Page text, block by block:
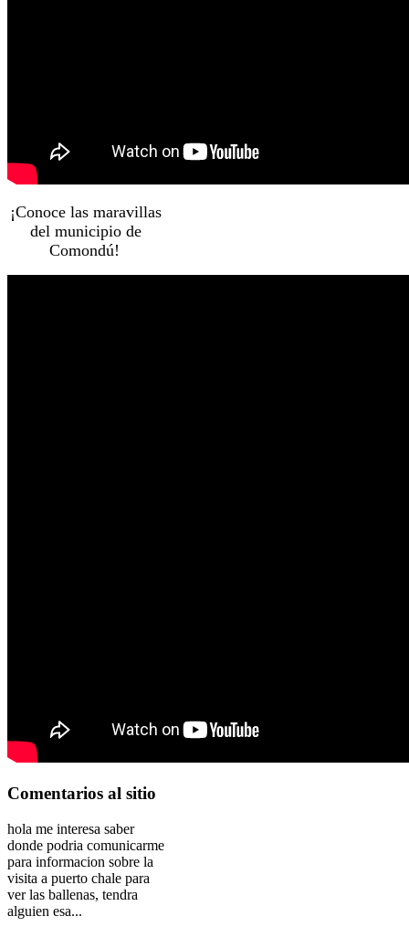
¡Conoce las maravillas
del municipio de
Comondú!
Comentarios al sitio
hola me interesa saber
donde podria comunicarme
para informacion sobre la
visita a puerto chale para
ver las ballenas, tendra
alguien esa...